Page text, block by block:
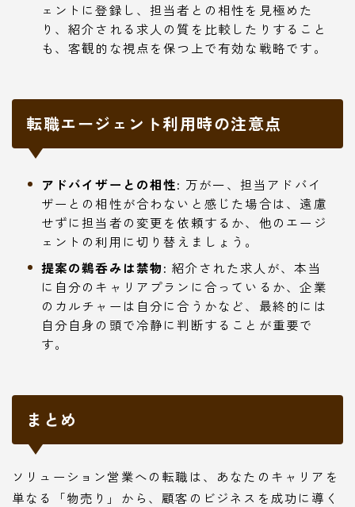
ェントに登録し、担当者との相性を見極めた
り、紹介される求人の質を比較したりすること
も、客観的な視点を保つ上で有効な戦略です。
転職エージェント利用時の注意点
アドバイザーとの相性: 万が一、担当アドバイ
ザーとの相性が合わないと感じた場合は、遠慮
せずに担当者の変更を依頼するか、他のエージ
ェントの利用に切り替えましょう。
提案の鵜呑みは禁物: 紹介された求人が、本当
に自分のキャリアプランに合っているか、企業
のカルチャーは自分に合うかなど、最終的には
自分自身の頭で冷静に判断することが重要で
す。
まとめ
ソリューション営業への転職は、あなたのキャリアを
単なる「物売り」から、顧客のビジネスを成功に導く